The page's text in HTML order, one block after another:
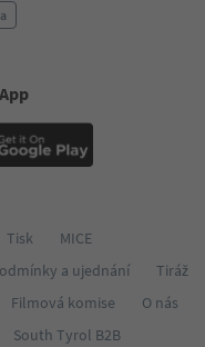
Tisk
MICE
a ujednání
Tiráž
Filmová komise
O nás
South Tyrol B2B